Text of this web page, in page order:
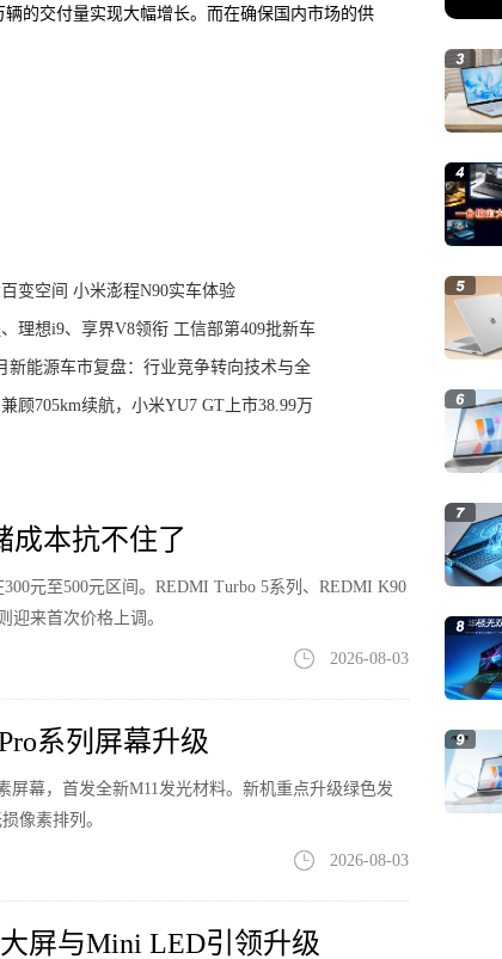
的交付量实现大幅增长。而在确保国内市场的供
变空间 小米澎程N90实车体验
理想i9、享界V8领衔 工信部第409批新车
新能源车市复盘：行业竞争转向技术与全
顾705km续航，小米YU7 GT上市38.99万
成本抗不住了
元至500元区间。REDMI Turbo 5系列、REDMI K90
迎来首次价格上调。
2026-08-03
系列屏幕升级
屏幕，首发全新M11发光材料。新机重点升级绿色发
像素排列。
2026-08-03
屏与Mini LED引领升级